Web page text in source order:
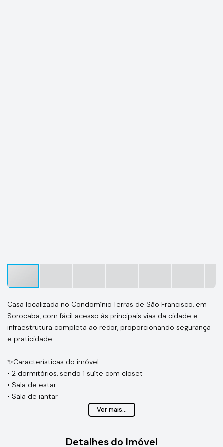
Casa localizada no Condomínio Terras de São Francisco, em
Sorocaba, com fácil acesso às principais vias da cidade e
infraestrutura completa ao redor, proporcionando segurança
e praticidade.
✨Características do imóvel:
• 2 dormitórios, sendo 1 suíte com closet
• Sala de estar
• Sala de jantar
Ver mais...
Detalhes do Imóvel